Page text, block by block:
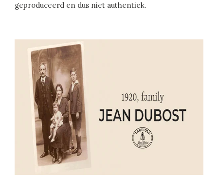
geproduceerd en dus niet authentiek.